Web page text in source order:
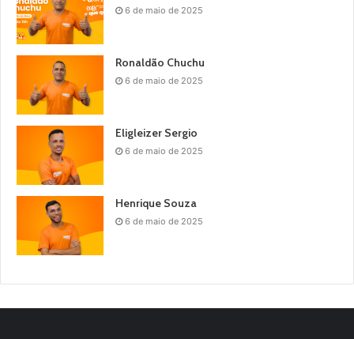
6 de maio de 2025
Ronaldão Chuchu
6 de maio de 2025
Eligleizer Sergio
6 de maio de 2025
Henrique Souza
6 de maio de 2025